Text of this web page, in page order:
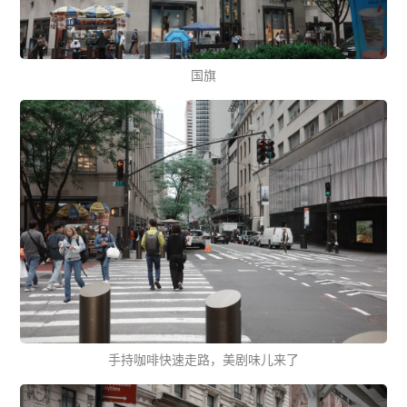
国旗
手持咖啡快速走路，美剧味儿来了